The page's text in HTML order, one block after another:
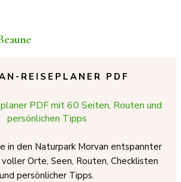
REISEPLANER PDF
in den Naturpark Morvan entspannter
Orte, Seen, Routen, Checklisten
und persönlicher Tipps.